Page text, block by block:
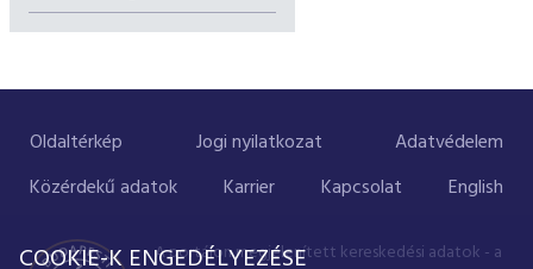
Oldaltérkép Jogi nyilatkozat
Adatvédelem
Közérdekű adatok
Karrier Kapcsolat English
A portálon megjelenített kereskedési adatok - a
COOKIE-K ENGEDÉLYEZÉSE